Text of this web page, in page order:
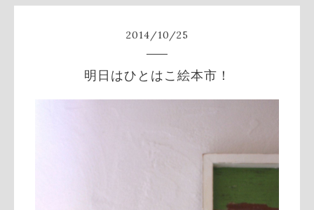
2014/10/25
明日はひとはこ絵本市！